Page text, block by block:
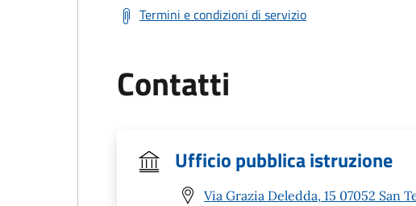
Termini e condizioni di servizio
Contatti
Ufficio pubblica istruzione
Via Grazia Deledda, 15 07052 San